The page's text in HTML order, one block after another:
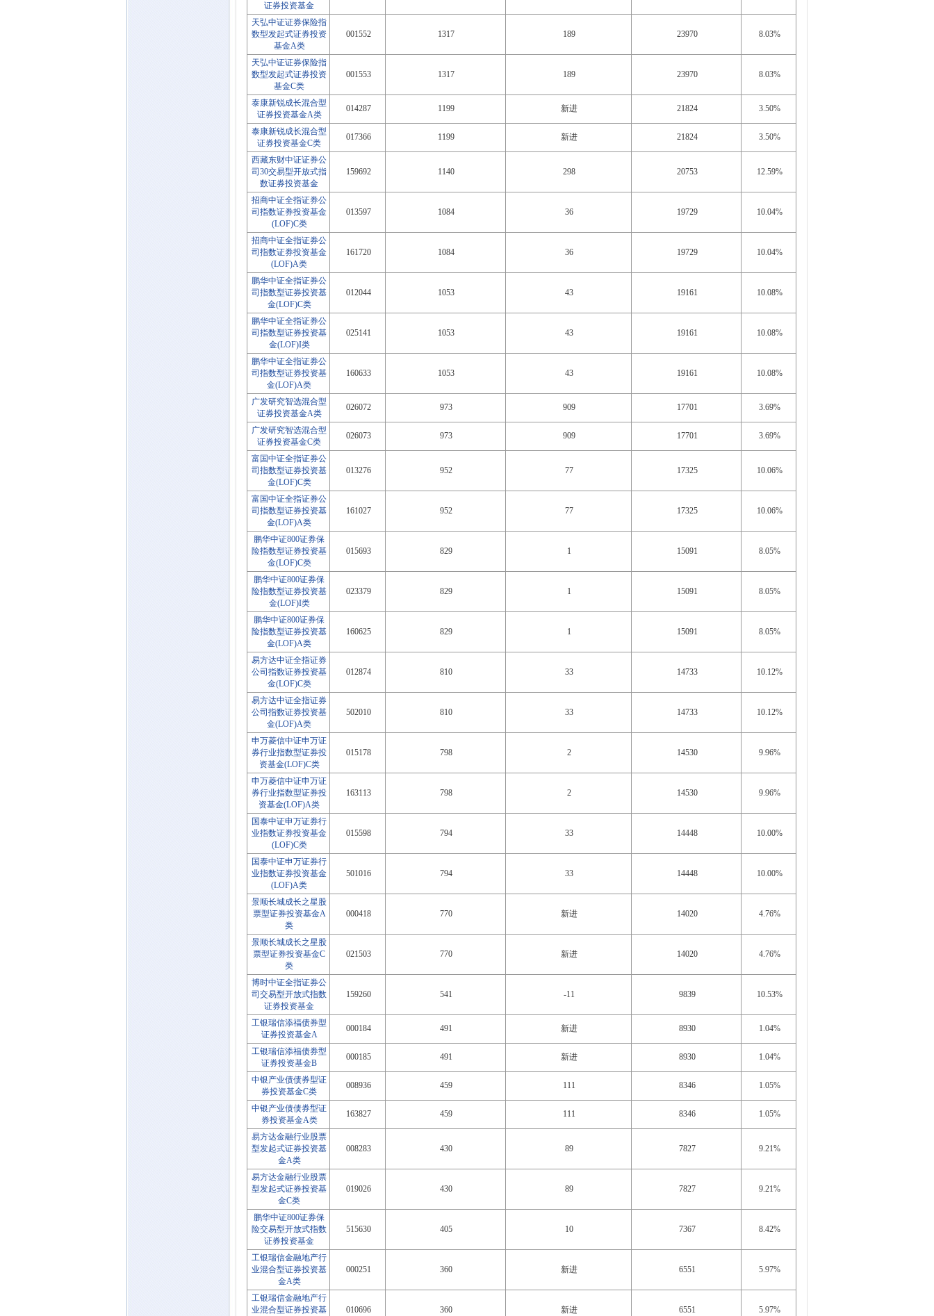
证券投资基金
天弘中证证券保险指
数型发起式证券投资
基金A类
001552 1317 189 23970 8.03%
天弘中证证券保险指
数型发起式证券投资
基金C类
001553 1317 189 23970 8.03%
泰康新锐成长混合型
证券投资基金A类
014287 1199 新进 21824 3.50%
泰康新锐成长混合型
证券投资基金C类
017366 1199 新进 21824 3.50%
西藏东财中证证券公
司30交易型开放式指
数证券投资基金
159692 1140 298 20753 12.59%
招商中证全指证券公
司指数证券投资基金
(LOF)C类
013597 1084 36 19729 10.04%
招商中证全指证券公
司指数证券投资基金
(LOF)A类
161720 1084 36 19729 10.04%
鹏华中证全指证券公
司指数型证券投资基
金(LOF)C类
012044 1053 43 19161 10.08%
鹏华中证全指证券公
司指数型证券投资基
金(LOF)I类
025141 1053 43 19161 10.08%
鹏华中证全指证券公
司指数型证券投资基
金(LOF)A类
160633 1053 43 19161 10.08%
广发研究智选混合型
证券投资基金A类
026072 973 909 17701 3.69%
广发研究智选混合型
证券投资基金C类
026073 973 909 17701 3.69%
富国中证全指证券公
司指数型证券投资基
金(LOF)C类
013276 952 77 17325 10.06%
富国中证全指证券公
司指数型证券投资基
金(LOF)A类
161027 952 77 17325 10.06%
鹏华中证800证券保
险指数型证券投资基
金(LOF)C类
015693 829 1 15091 8.05%
鹏华中证800证券保
险指数型证券投资基
金(LOF)I类
023379 829 1 15091 8.05%
鹏华中证800证券保
险指数型证券投资基
金(LOF)A类
160625 829 1 15091 8.05%
易方达中证全指证券
公司指数证券投资基
金(LOF)C类
012874 810 33 14733 10.12%
易方达中证全指证券
公司指数证券投资基
金(LOF)A类
502010 810 33 14733 10.12%
申万菱信中证申万证
券行业指数型证券投
资基金(LOF)C类
015178 798 2 14530 9.96%
申万菱信中证申万证
券行业指数型证券投
资基金(LOF)A类
163113 798 2 14530 9.96%
国泰中证申万证券行
业指数证券投资基金
(LOF)C类
015598 794 33 14448 10.00%
国泰中证申万证券行
业指数证券投资基金
(LOF)A类
501016 794 33 14448 10.00%
景顺长城成长之星股
票型证券投资基金A
类
000418 770 新进 14020 4.76%
景顺长城成长之星股
票型证券投资基金C
类
021503 770 新进 14020 4.76%
博时中证全指证券公
司交易型开放式指数
证券投资基金
159260 541 -11 9839 10.53%
工银瑞信添福债券型
证券投资基金A
000184 491 新进 8930 1.04%
工银瑞信添福债券型
证券投资基金B
000185 491 新进 8930 1.04%
中银产业债债券型证
券投资基金C类
008936 459 111 8346 1.05%
中银产业债债券型证
券投资基金A类
163827 459 111 8346 1.05%
易方达金融行业股票
型发起式证券投资基
金A类
008283 430 89 7827 9.21%
易方达金融行业股票
型发起式证券投资基
金C类
019026 430 89 7827 9.21%
鹏华中证800证券保
险交易型开放式指数
证券投资基金
515630 405 10 7367 8.42%
工银瑞信金融地产行
业混合型证券投资基
金A类
000251 360 新进 6551 5.97%
工银瑞信金融地产行
业混合型证券投资基
010696 360 新进 6551 5.97%